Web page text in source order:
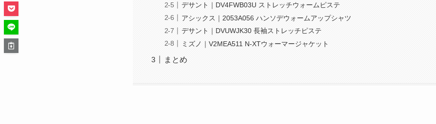
デサント｜DV4FWB03U ストレッチウォームピステ
アシックス｜2053A056 ハンソデウォームアップシャツ
デサント｜DVUWJK30 長袖ストレッチピステ
ミズノ｜V2MEA511 N-XTウォーマージャケット
まとめ